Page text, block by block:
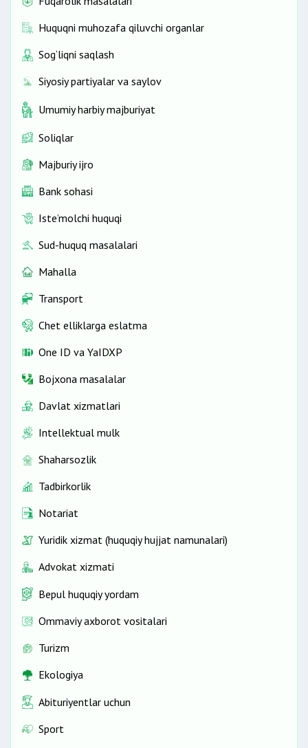
Huquqni muhozafa qiluvchi organlar
Sog‘liqni saqlash
Siyosiy partiyalar va saylov
Umumiy harbiy majburiyat
Soliqlar
Majburiy ijro
Bank sohasi
Iste’molchi huquqi
Sud-huquq masalalari
Mahalla
Transport
Chet elliklarga eslatma
One ID vа YaIDXP
Bojxona masalalar
Davlat xizmatlari
Intellektual mulk
Shaharsozlik
Tadbirkorlik
Notariat
Yuridik xizmat (huquqiy hujjat namunalari)
Advokat xizmati
Bepul huquqiy yordam
Ommaviy axborot vositalari
Turizm
Ekologiya
Abituriyentlar uchun
Sport